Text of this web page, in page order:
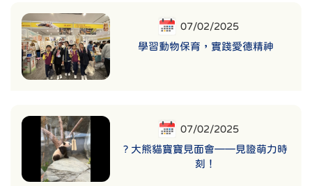
07/02/2025
學習動物保育，實踐愛德精神
07/02/2025
? 大熊貓寶寶見面會——見證萌力時
刻！